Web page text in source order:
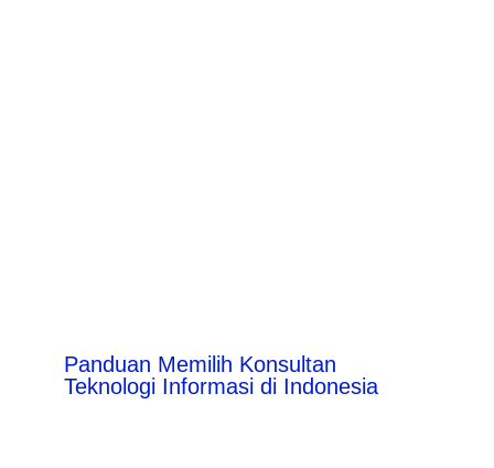
Panduan Memilih Konsultan
Teknologi Informasi di Indonesia